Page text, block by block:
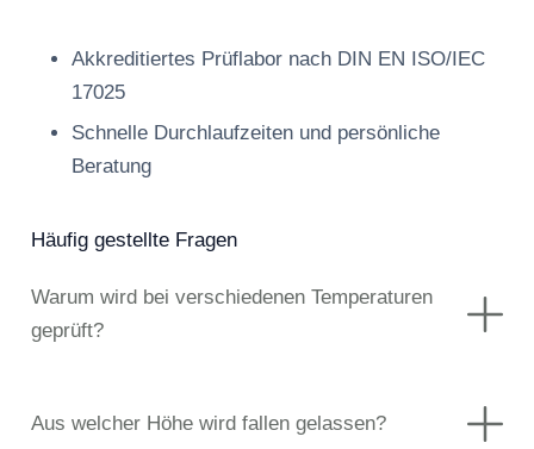
Akkreditiertes Prüflabor nach DIN EN ISO/IEC
17025
Schnelle Durchlaufzeiten und persönliche
Beratung
Häufig gestellte Fragen
Warum wird bei verschiedenen Temperaturen
geprüft?
Aus welcher Höhe wird fallen gelassen?